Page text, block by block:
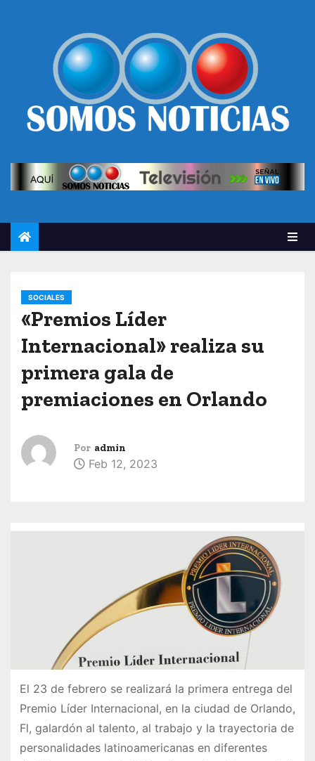
SOCIALES
«Premios Líder
Internacional» realiza su
primera gala de
premiaciones en Orlando
Por admin
Feb 12, 2023
El 23 de febrero se realizará la primera entrega del
Premio Líder Internacional, en la ciudad de Orlando,
Fl, galardón al talento, al trabajo y la trayectoria de
personalidades latinoamericanas en diferentes